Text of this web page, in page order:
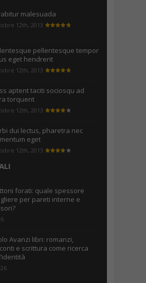
malesuada
12th, 2013
pellentesque tempor
eget hendrerit
12th, 2013
aptent taciti sociosqu ad
torquent
12th, 2013
dui lectus, pharetra nec
eget
12th, 2013
forati: quale spessore
per pareti interne e
Avanzi libri: romanzi,
e scrittura come ricerca